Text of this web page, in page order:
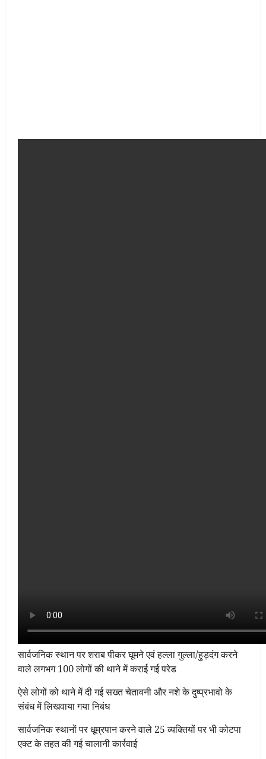
सार्वजनिक स्थान पर शराब पीकर घूमने एवं हल्ला गुल्ला/हुड़दंग करने
वाले लगभग 100 लोगों की थाने में कराई गई परेड
ऐसे लोगों को थाने में दी गई सख्त चेतावनी और नशे के दुष्प्रभावो के
संबंध में लिखवाया गया निबंध
सार्वजनिक स्थानों पर धूम्रपान करने वाले 25 व्यक्तियों पर भी कोटपा
एक्ट के तहत की गई चालानी कार्रवाई